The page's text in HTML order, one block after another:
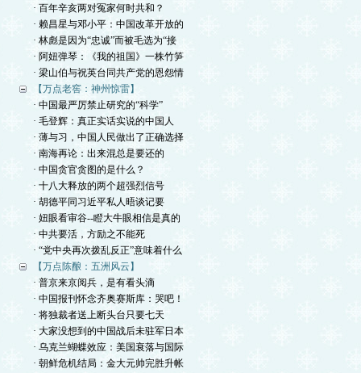
· 百年辛亥两对冤家何时共和？
· 赖昌星与邓小平：中国改革开放的
· 林彪是因为“忠诚”而被毛选为“接
· 阿妞弹琴：《我的祖国》一株竹笋
· 梁山伯与祝英台同共产党的恩怨情
【万点老窖：神州惊雷】
· 中国最严厉禁止研究的“科学”
· 毛登辉：真正实话实说的中国人
· 薄与习，中国人民做出了正确选择
· 南海再论：出来混总是要还的
· 中国贪官贪图的是什么？
· 十八大释放的两个超强烈信号
· 胡德平同习近平私人晤谈记要
· 妞眼看审谷--瞪大牛眼相信是真的
· 中共要活，方励之不能死
· “党中央再次拨乱反正”意味着什么
【万点陈酿：五洲风云】
· 普京来京阅兵，是有看头滴
· 中国报刊怀念齐奥赛斯库：哭吧！
· 将独裁者送上断头台只要七天
· 大家没想到的中国战后未驻军日本
· 乌克兰蝴蝶效应：美国衰落与国际
· 朝鲜危机结局：金大元帅完胜升帐